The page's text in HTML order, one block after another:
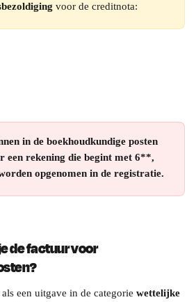
voor de creditnota:
in de boekhoudkundige posten
een rekening die begint met 6**,
opgenomen in de registratie.
de factuur voor
een uitgave in de categorie wettelijke